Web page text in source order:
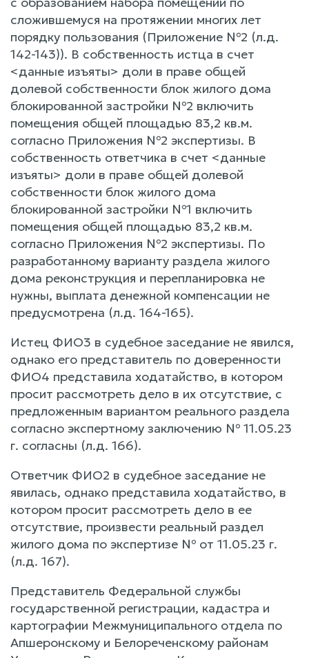
сложившемуся на протяжении многих лет
порядку пользования (Приложение №2 (л.д.
142-143)). В собственность истца в счет
<данные изъяты> доли в праве общей
долевой собственности блок жилого дома
блокированной застройки №2 включить
помещения общей площадью 83,2 кв.м.
согласно Приложения №2 экспертизы. В
собственность ответчика в счет <данные
изъяты> доли в праве общей долевой
собственности блок жилого дома
блокированной застройки №1 включить
помещения общей площадью 83,2 кв.м.
согласно Приложения №2 экспертизы. По
разработанному варианту раздела жилого
дома реконструкция и перепланировка не
нужны, выплата денежной компенсации не
предусмотрена (л.д. 164-165).
Истец ФИО3 в судебное заседание не явился,
однако его представитель по доверенности
ФИО4 представила ходатайство, в котором
просит рассмотреть дело в их отсутствие, с
предложенным вариантом реального раздела
согласно экспертному заключению № 11.05.23
г. согласны (л.д. 166).
Ответчик ФИО2 в судебное заседание не
явилась, однако представила ходатайство, в
котором просит рассмотреть дело в ее
отсутствие, произвести реальный раздел
жилого дома по экспертизе № от 11.05.23 г.
(л.д. 167).
Представитель Федеральной службы
государственной регистрации, кадастра и
картографии Межмуниципального отдела по
Апшеронскому и Белореченскому районам